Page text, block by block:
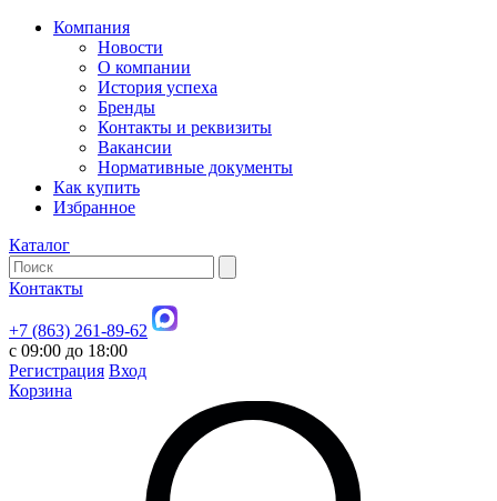
Компания
Новости
О компании
История успеха
Бренды
Контакты и реквизиты
Вакансии
Нормативные документы
Как купить
Избранное
Каталог
Контакты
+7 (863) 261-89-62
с 09:00 до 18:00
Регистрация Вход
Корзина